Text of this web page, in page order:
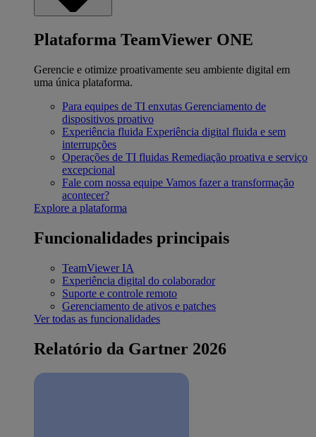
Plataforma TeamViewer ONE
Gerencie e otimize proativamente seu ambiente digital em
uma única plataforma.
Para equipes de TI enxutas Gerenciamento de
dispositivos proativo
Experiência fluida Experiência digital fluida e sem
interrupções
Operações de TI fluidas Remediação proativa e serviço
excepcional
Fale com nossa equipe Vamos fazer a transformação
acontecer?
Explore a plataforma
Funcionalidades principais
TeamViewer IA
Experiência digital do colaborador
Suporte e controle remoto
Gerenciamento de ativos e patches
Ver todas as funcionalidades
Relatório da Gartner 2026